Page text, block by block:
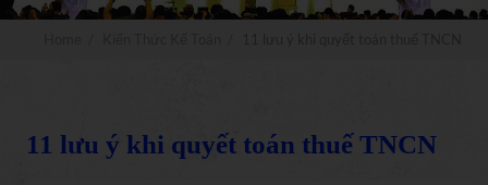
11 lưu ý khi quyết toán thuế TNCN